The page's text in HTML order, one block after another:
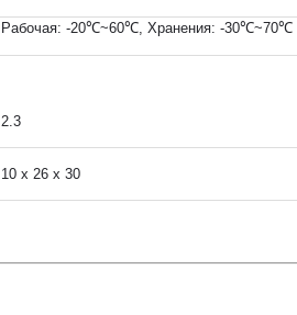
Рабочая: -20℃~60℃, Хранения: -30℃~70℃
2.3
10 x 26 x 30